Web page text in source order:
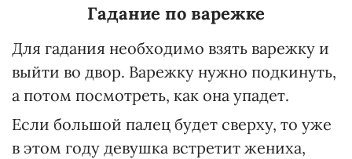
Гадание по варежке
Для гадания необходимо взять варежку и
выйти во двор. Варежку нужно подкинуть,
а потом посмотреть, как она упадет.
Если большой палец будет сверху, то уже
в этом году девушка встретит жениха,